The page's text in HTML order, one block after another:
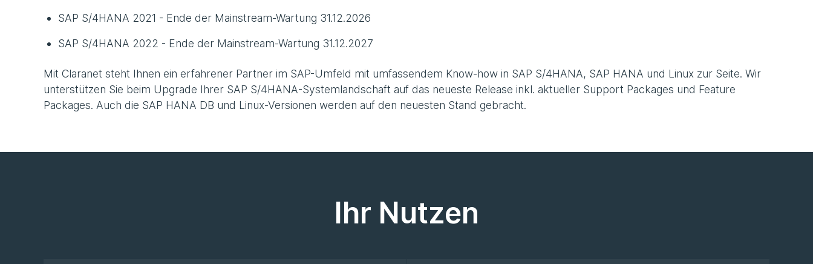
SAP S/4HANA 2021 - Ende der Mainstream-Wartung 31.12.2026
SAP S/4HANA 2022 - Ende der Mainstream-Wartung 31.12.2027
Mit Claranet steht Ihnen ein erfahrener Partner im SAP-Umfeld mit umfassendem Know-how in SAP S/4HANA, SAP HANA und Linux zur Seite. Wir
unterstützen Sie beim Upgrade Ihrer SAP S/4HANA-Systemlandschaft auf das neueste Release inkl. aktueller Support Packages und Feature
Packages. Auch die SAP HANA DB und Linux-Versionen werden auf den neuesten Stand gebracht.
Ihr Nutzen